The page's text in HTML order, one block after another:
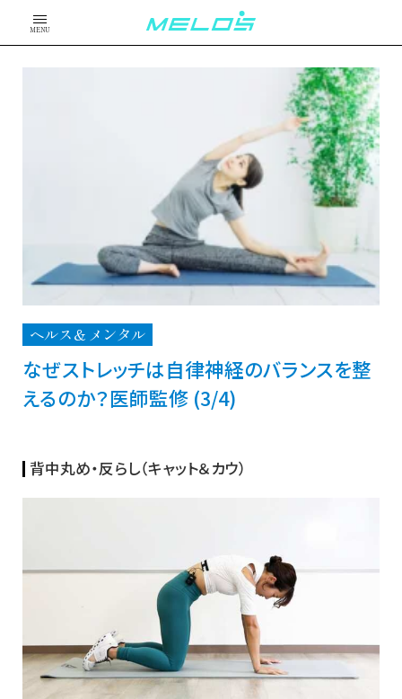
MENU
ヘルス＆メンタル
なぜストレッチは自律神経のバランスを整
えるのか？医師監修 (3/4)
背中丸め・反らし（キャット＆カウ）